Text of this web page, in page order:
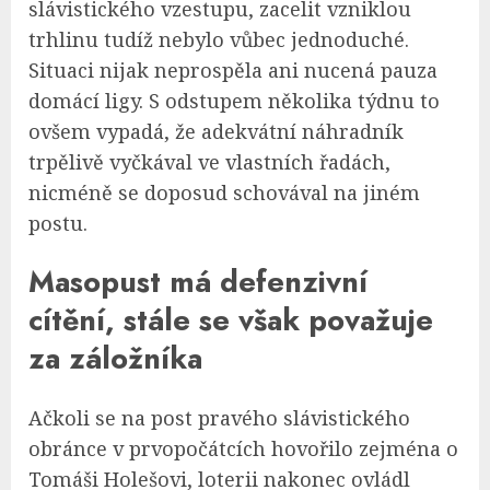
slávistického vzestupu, zacelit vzniklou
trhlinu tudíž nebylo vůbec jednoduché.
Situaci nijak neprospěla ani nucená pauza
domácí ligy. S odstupem několika týdnu to
ovšem vypadá, že adekvátní náhradník
trpělivě vyčkával ve vlastních řadách,
nicméně se doposud schovával na jiném
postu.
Masopust má defenzivní
cítění, stále se však považuje
za záložníka
Ačkoli se na post pravého slávistického
obránce v prvopočátcích hovořilo zejména o
Tomáši Holešovi, loterii nakonec ovládl